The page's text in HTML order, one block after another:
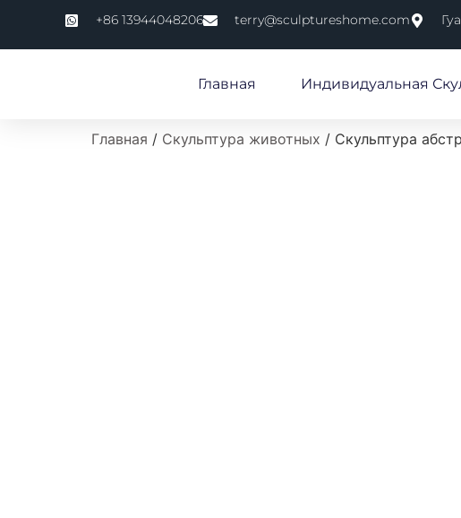
+86 13944048206 terry@sculptureshome.com
Главная Индивидуальная
Главная / Скульптура животных / Скульптура